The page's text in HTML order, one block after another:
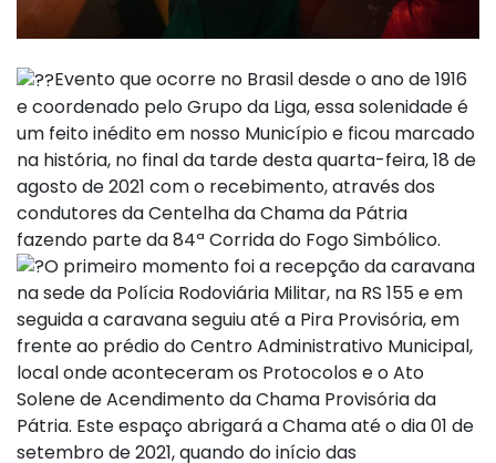
Evento que ocorre no Brasil desde o ano de 1916
e coordenado pelo Grupo da Liga, essa solenidade é
um feito inédito em nosso Município e ficou marcado
na história, no final da tarde desta quarta-feira, 18 de
agosto de 2021 com o recebimento, através dos
condutores da Centelha da Chama da Pátria
fazendo parte da 84ª Corrida do Fogo Simbólico.
O primeiro momento foi a recepção da caravana
na sede da Polícia Rodoviária Militar, na RS 155 e em
seguida a caravana seguiu até a Pira Provisória, em
frente ao prédio do Centro Administrativo Municipal,
local onde aconteceram os Protocolos e o Ato
Solene de Acendimento da Chama Provisória da
Pátria. Este espaço abrigará a Chama até o dia 01 de
setembro de 2021, quando do início das